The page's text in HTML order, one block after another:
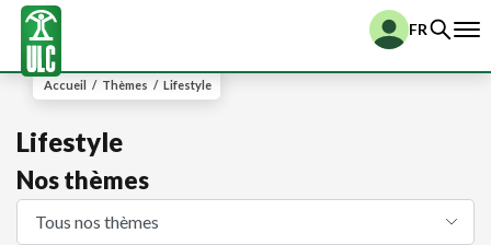
FR
Accueil / Thèmes / Lifestyle
Lifestyle
Nos thèmes